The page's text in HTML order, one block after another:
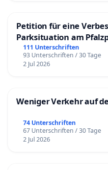
Petition für eine
Parksituation am
111 Unterschriften
93 Unterschriften / 30 Tage
2 Jul 2026
Weniger Verkehr auf
74 Unterschriften
67 Unterschriften / 30 Tage
2 Jul 2026